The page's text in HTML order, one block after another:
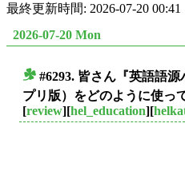
最終更新時間: 2026-07-20 00:41
2026-07-20 Mon
#6293. 皆さん『英語語
プリ版）をどのように使っ
[review][hel_education][